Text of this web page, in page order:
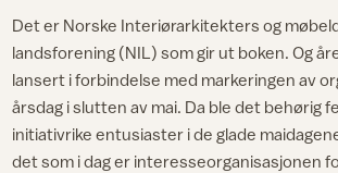
Det er Norske Interiørarkitekters og
landsforening (NIL) som gir ut boken. Og
lansert i forbindelse med markeringen av
årsdag i slutten av mai. Da ble det behørig
initiativrike entusiaster i de glade
det som i dag er interesseorganisasjonen